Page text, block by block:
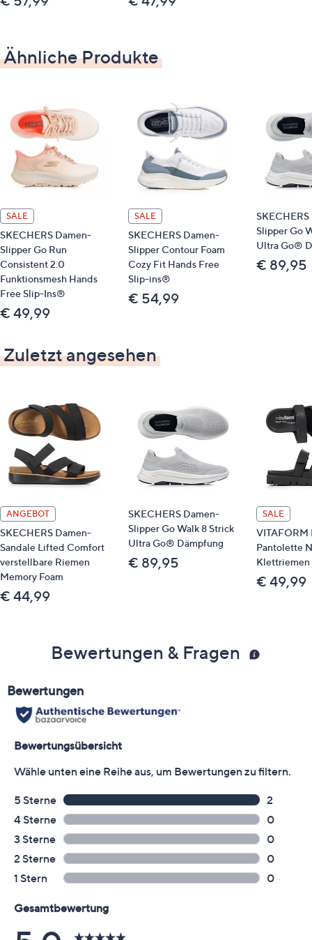
Ähnliche Produkte
SALE
SKECHERS Damen-
Slipper Go Run
Consistent 2.0
Funktionsmesh Hands
Free Slip-Ins®
€ 49,99
SALE
SKECHERS Damen-
Slipper Contour Foam
Cozy Fit Hands Free
Slip-ins®
€ 54,99
Slipper Go
Ultra Go®
€ 89,95
Zuletzt angesehen
ANGEBOT
SKECHERS Damen-
Sandale Lifted Comfort
verstellbare Riemen
Memory Foam
€ 44,99
SKECHERS Damen-
Slipper Go Walk 8 Strick
Ultra Go® Dämpfung
€ 89,95
SALE
VITAFORM
Pantolette
Klettriemen
€ 49,99
Bewertungen & Fragen